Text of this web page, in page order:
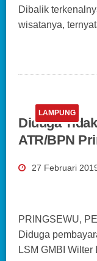
Dibalik
wisatanya,
LAMPUNG
Diduga
ATR/BPN
27 Februari
PRINGSEWU,
Diduga
LSM GMBI